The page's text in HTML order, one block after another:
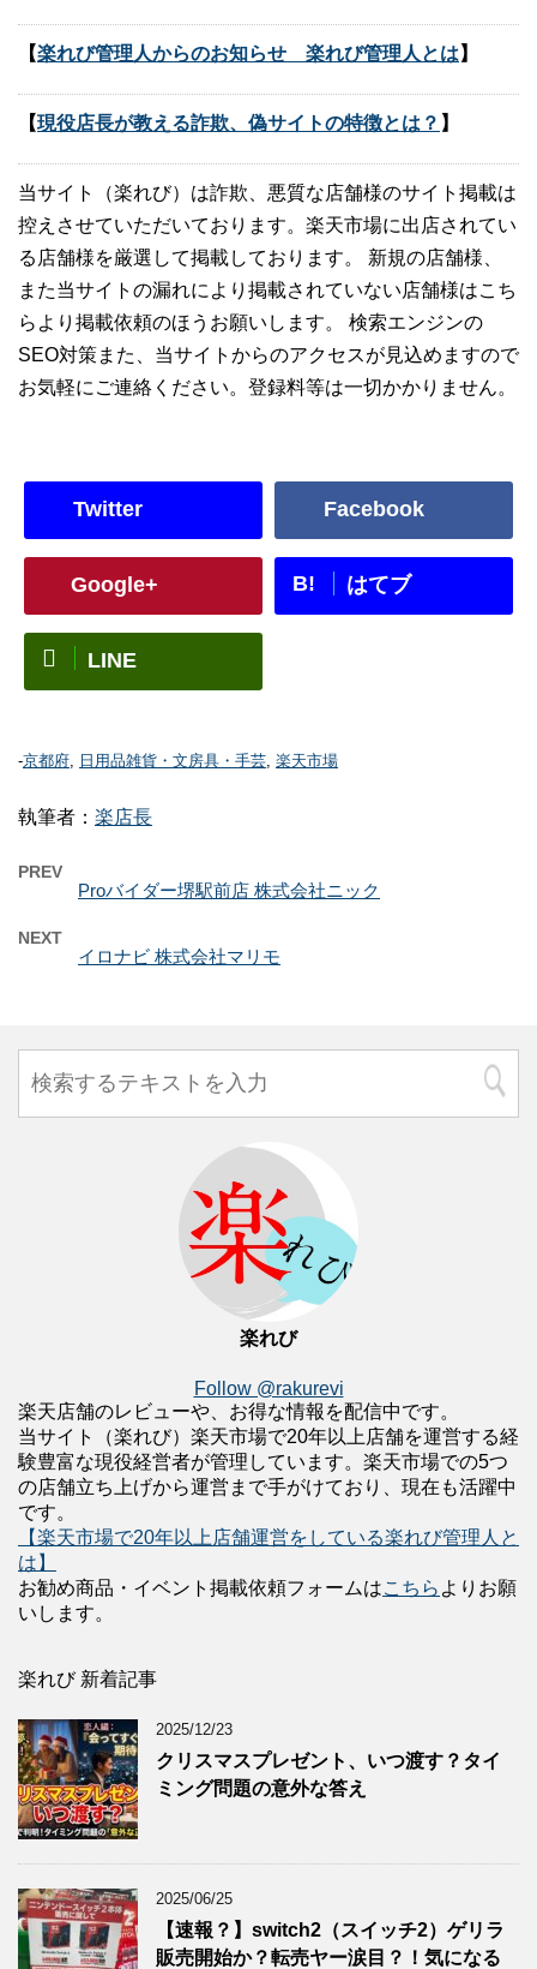
【楽れび管理人からのお知らせ 楽れび管理人とは 】
【現役店長が教える詐欺、偽サイトの特徴とは？ 】
当サイト（楽れび）は詐欺、悪質な店舗様のサイト掲載は
控えさせていただいております。楽天市場に出店されてい
る店舗様を厳選して掲載しております。 新規の店舗様、
また当サイトの漏れにより掲載されていない店舗様はこち
らより掲載依頼のほうお願いします。 検索エンジンの
SEO対策また、当サイトからのアクセスが見込めますので
お気軽にご連絡ください。登録料等は一切かかりません。
Twitter Facebook
Google+ B! はてブ
LINE
-京都府, 日用品雑貨・文房具・手芸, 楽天市場
執筆者： 楽店長
PREV
Proバイダー堺駅前店 株式会社ニック
NEXT
イロナビ 株式会社マリモ
楽れび
Follow @rakurevi
楽天店舗のレビューや、お得な情報を配信中です。
当サイト（楽れび）楽天市場で20年以上店舗を運営する経
験豊富な現役経営者が管理しています。楽天市場での5つ
の店舗立ち上げから運営まで手がけており、現在も活躍中
です。
【楽天市場で20年以上店舗運営をしている楽れび管理人と
は】
お勧め商品・イベント掲載依頼フォームはこちら よりお願
いします。
楽れび 新着記事
2025/12/23
クリスマスプレゼント、いつ渡す？タイ
ミング問題の意外な答え
2025/06/25
【速報？】switch2（スイッチ2）ゲリラ
販売開始か？転売ヤー涙目？！気になる